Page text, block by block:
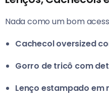
Nada como um bom
Cachecol oversized
Gorro de tricô com
Lenço estampado em